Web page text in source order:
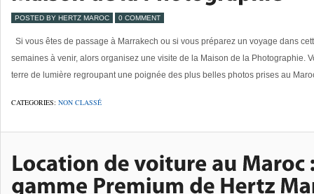
POSTED BY HERTZ MAROC 0 COMMENT
Si vous êtes de passage à Marrakech ou si vous préparez un voyage dans
semaines à venir, alors organisez une visite de la Maison de la Photographie.
terre de lumière regroupant une poignée des plus belles photos prises au
CATEGORIES: NON CLASSÉ